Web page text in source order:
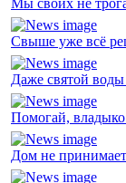
Мы своих не
Свыше уже всё
Даже святой
Помогай,
Дом не принимает